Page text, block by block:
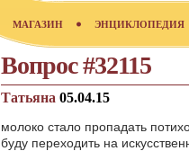
МАГАЗИН ЭНЦИКЛОПЕДИЯ
Вопрос #32115
Татьяна 05.04.15
молоко стало пропадать
буду переходить на